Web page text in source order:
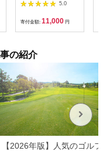
ズ】(色・柄指定不可)
他ブランドあり ゴル
フ ゴルフボール ボー
ル洗浄選別済み 練習
フル 送料無料
5.0
寄付金額: 11,000 円
の紹介
【2026年版】人気のゴルフ